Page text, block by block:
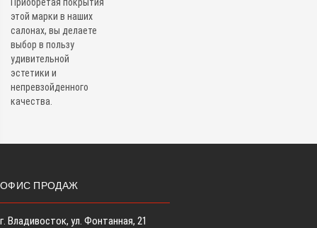
этой марки в наших
салонах, вы делаете
выбор в пользу
удивительной
эстетики и
непревзойденного
качества.
ОФИС ПРОДАЖ
г. Владивосток, ул. Фонтанная, 21